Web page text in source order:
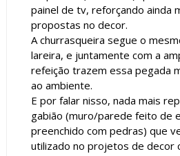
painel de tv, reforçando ainda
propostas no decor.
A churrasqueira segue o
lareira, e juntamente com a
refeição trazem essa pegada
ao ambiente.
E por falar nisso, nada mais
gabião (muro/parede feito de
preenchido com pedras) que
utilizado no projetos de decor